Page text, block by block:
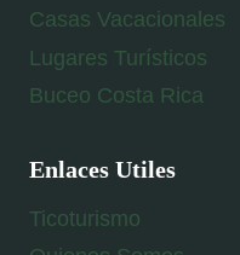
Casas Vacacionales
Lugares Turísticos
Buceo Costa Rica
Enlaces Utiles
Ticoturismo